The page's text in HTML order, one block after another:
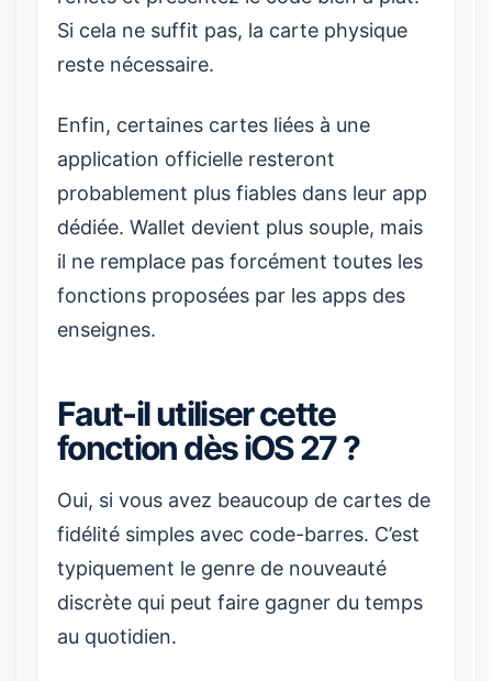
Si cela ne suffit pas, la carte physique
reste nécessaire.
Enfin, certaines cartes liées à une
application officielle resteront
probablement plus fiables dans leur app
dédiée. Wallet devient plus souple, mais
il ne remplace pas forcément toutes les
fonctions proposées par les apps des
enseignes.
Faut-il utiliser cette
fonction dès iOS 27 ?
Oui, si vous avez beaucoup de cartes de
fidélité simples avec code-barres. C’est
typiquement le genre de nouveauté
discrète qui peut faire gagner du temps
au quotidien.